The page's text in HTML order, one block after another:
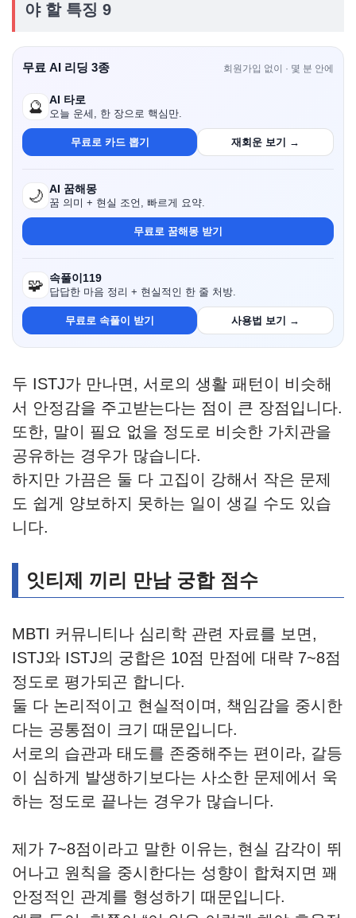
야 할 특징 9
무료 AI 리딩 3종 회원가입 없이 · 몇 분 안에
🔮 AI 타로
오늘 운세, 한 장으로 핵심만.
무료로 카드 뽑기 재회운 보기 →
🌙 AI 꿈해몽
꿈 의미 + 현실 조언, 빠르게 요약.
무료로 꿈해몽 받기
🧩 속풀이119
답답한 마음 정리 + 현실적인 한 줄 처방.
무료로 속풀이 받기 사용법 보기 →
두 ISTJ가 만나면, 서로의 생활 패턴이 비슷해
서 안정감을 주고받는다는 점이 큰 장점입니다.
또한, 말이 필요 없을 정도로 비슷한 가치관을
공유하는 경우가 많습니다.
하지만 가끔은 둘 다 고집이 강해서 작은 문제
도 쉽게 양보하지 못하는 일이 생길 수도 있습
니다.
잇티제 끼리 만남 궁합 점수
MBTI 커뮤니티나 심리학 관련 자료를 보면,
ISTJ와 ISTJ의 궁합은 10점 만점에 대략 7~8점
정도로 평가되곤 합니다.
둘 다 논리적이고 현실적이며, 책임감을 중시한
다는 공통점이 크기 때문입니다.
서로의 습관과 태도를 존중해주는 편이라, 갈등
이 심하게 발생하기보다는 사소한 문제에서 욱
하는 정도로 끝나는 경우가 많습니다.
제가 7~8점이라고 말한 이유는, 현실 감각이 뛰
어나고 원칙을 중시한다는 성향이 합쳐지면 꽤
안정적인 관계를 형성하기 때문입니다.